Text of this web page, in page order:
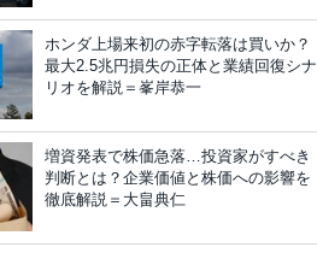
ホンダ上場来初の赤字転落は買いか？
最大2.5兆円損失の正体と業績回復シナ
リオを解説＝峯岸恭一
増資発表で株価急落…投資家がすべき
判断とは？企業価値と株価への影響を
徹底解説＝大畠典仁